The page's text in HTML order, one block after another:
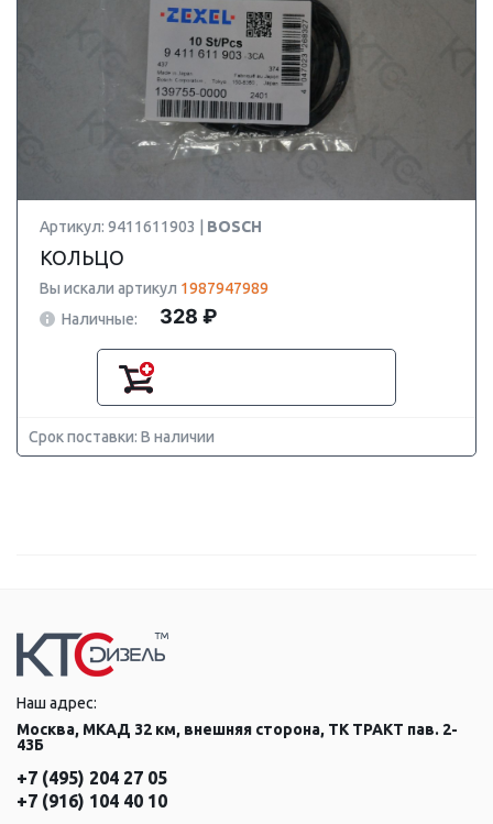
Артикул: 9411611903 | BOSCH
КОЛЬЦО
Вы искали артикул 1987947989
Наличные:
328 ₽
Срок поставки: В наличии
Наш адрес:
Москва, МКАД 32 км, внешняя сторона, ТК ТРАКТ пав. 2-
43Б
+7 (495) 204 27 05
+7 (916) 104 40 10